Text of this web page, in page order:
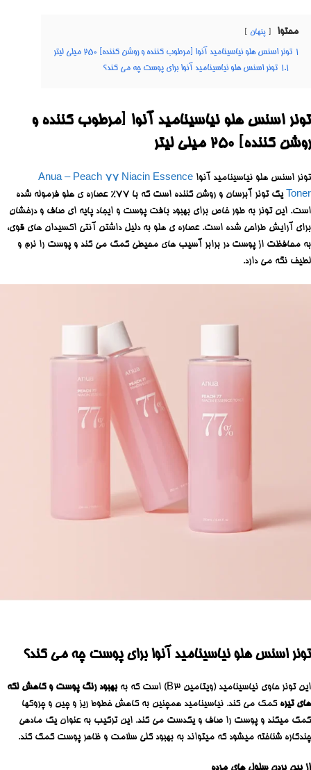
محتوا پنهان
1 تونر اسنس هلو نیاسینامید آنوا [مرطوب کننده و روشن کننده] 250 میلی لیتر
1.1 تونر اسنس هلو نیاسینامید آنوا برای پوست چه می کند؟
تونر اسنس هلو نیاسینامید آنوا [مرطوب کننده و
روشن کننده] 250 میلی لیتر
تونر اسنس هلو نیاسینامید آنوا Anua – Peach 77 Niacin Essence
Toner
یک تونر آبرسان و روشن کننده است که با 77% عصاره ی هلو فرموله شده
است. این تونر به طور خاص برای بهبود بافت پوست و ایجاد پایه ای صاف و درخشان
برای آرایش طراحی شده است. عصاره ی هلو به دلیل داشتن آنتی اکسیدان های قوی،
به محافظت از پوست در برابر آسیب های محیطی کمک می کند و پوست را نرم و
لطیف نگه می دارد.
تونر اسنس هلو نیاسینامید آنوا برای پوست چه می کند؟
این تونر حاوی نیاسینامید (ویتامین B3) است که به
بهبود رنگ پوست و کاهش لکه
های تیره کمک می کند. نیاسینامید همچنین به کاهش خطوط ریز و چین و چروکها
کمک میکند و پوست را صاف و یکدست می کند. این ترکیب به عنوان یک مادهی
چندکاره شناخته میشود که میتواند به بهبود کلی سلامت و ظاهر پوست کمک کند.